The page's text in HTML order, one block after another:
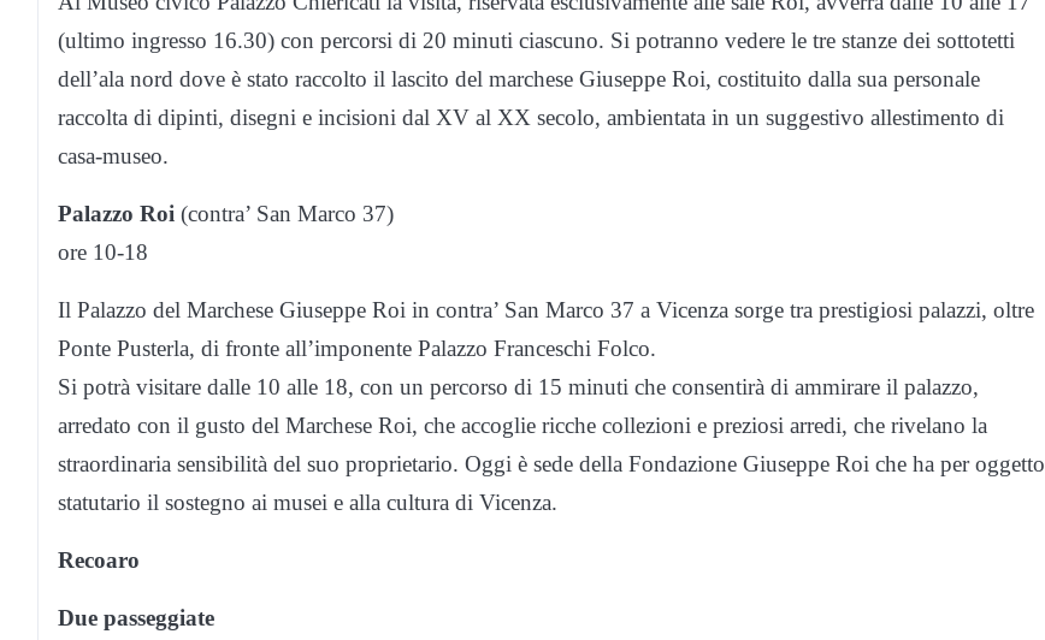
(ultimo ingresso 16.30) con percorsi di 20 minuti ciascuno. Si potranno vedere le tre stanze dei sottotetti
dell’ala nord dove è stato raccolto il lascito del marchese Giuseppe Roi, costituito dalla sua personale
raccolta di dipinti, disegni e incisioni dal XV al XX secolo, ambientata in un suggestivo allestimento di
casa-museo.
Palazzo Roi (contra’ San Marco 37)
ore 10-18
Il Palazzo del Marchese Giuseppe Roi in contra’ San Marco 37 a Vicenza sorge tra prestigiosi palazzi, oltre
Ponte Pusterla, di fronte all’imponente Palazzo Franceschi Folco.
Si potrà visitare dalle 10 alle 18, con un percorso di 15 minuti che consentirà di ammirare il palazzo,
arredato con il gusto del Marchese Roi, che accoglie ricche collezioni e preziosi arredi, che rivelano la
straordinaria sensibilità del suo proprietario. Oggi è sede della Fondazione Giuseppe Roi che ha per oggetto
statutario il sostegno ai musei e alla cultura di Vicenza.
Recoaro
Due passeggiate